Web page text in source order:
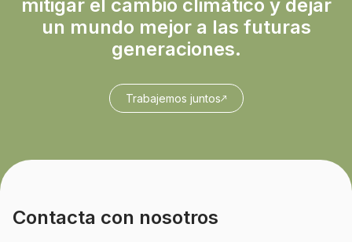
mitigar el cambio climático y dejar
un mundo mejor a las futuras
generaciones.
Trabajemos juntos
Contacta con nosotros